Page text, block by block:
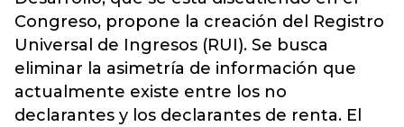
Congreso, propone la creación del Registro
Universal de Ingresos (RUI). Se busca
eliminar la asimetría de información que
actualmente existe entre los no
declarantes y los declarantes de renta. El